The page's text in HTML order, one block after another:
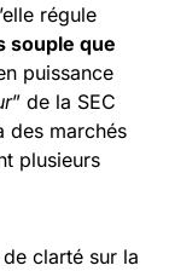
régule
souple que
puissance
” de la SEC
des marchés
plusieurs
clarté sur la